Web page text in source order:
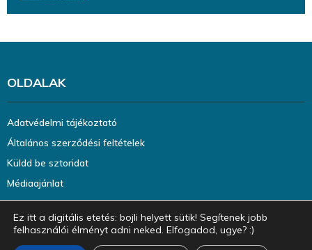
OLDALAK
Adatvédelmi tájékoztató
Általános szerződési feltételek
Küldd be sztoridat
Médiaajánlat
Ez itt a digitális etetés: bojli helyett sütik! Segítenek jobb
felhasználói élményt adni neked. Elfogadod, ugye? :)